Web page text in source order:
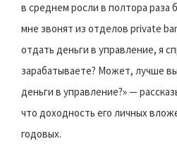
в среднем росли в полтора раза
мне звонят из отделов private
отдать деньги в управление, я
зарабатываете? Может, лучше
деньги в управление?» —
что доходность его личных
годовых.